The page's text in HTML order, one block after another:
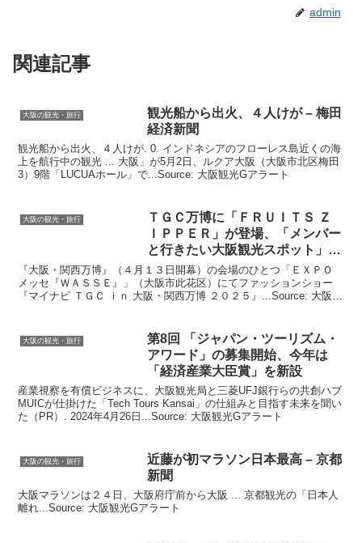
admin
関連記事
大阪の観光・旅行 観光船から出火、４人けが – 梅田
経済新聞
観光船から出火、４人けが. 0. インドネシアのフローレス島近くの海
上を航行中の観光 ... 大阪」が5月2日、ルクア大阪（大阪市北区梅田
3）9階「LUCUAホール」で...Source: 大阪観光Gアラート
大阪の観光・旅行
ＴＧＣ万博に「ＦＲＵＩＴＳ Ｚ
ＩＰＰＥＲ」が登場、「メンバー
と行きたい大阪観光スポット」に
…
『大阪・関西万博』（４月１３日開幕）の会場のひとつ「ＥＸＰＯ
メッセ『ＷＡＳＳＥ』」（大阪市此花区）にてファッションショー
『マイナビ ＴＧＣ ｉｎ 大阪・関西万博 ２０２５』...Source: 大阪観
大阪の観光・旅行
第8回 「ジャパン・ツーリズム・
アワード」の募集開始、今年は
「経済産業大臣賞」を新設
産業視察を有償ビジネスに、大阪観光局と三菱UFJ銀行らの共創ハブ
MUICが仕掛けた「Tech Tours Kansai」の仕組みと目指す未来を聞い
た（PR）. 2024年4月26日...Source: 大阪観光Gアラート
大阪の観光・旅行
近藤が初マラソン日本最高 – 京都
新聞
大阪マラソンは２４日、大阪府庁前から大阪 ... 京都観光の「日本人
離れ...Source: 大阪観光Gアラート